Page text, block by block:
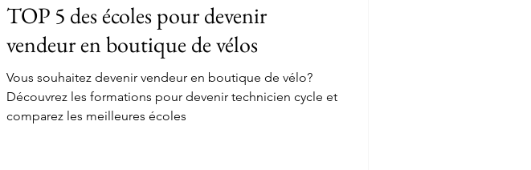
TOP 5 des écoles pour devenir
vendeur en boutique de vélos
Vous souhaitez devenir vendeur en boutique de vélo?
Découvrez les formations pour devenir technicien cycle et
comparez les meilleures écoles